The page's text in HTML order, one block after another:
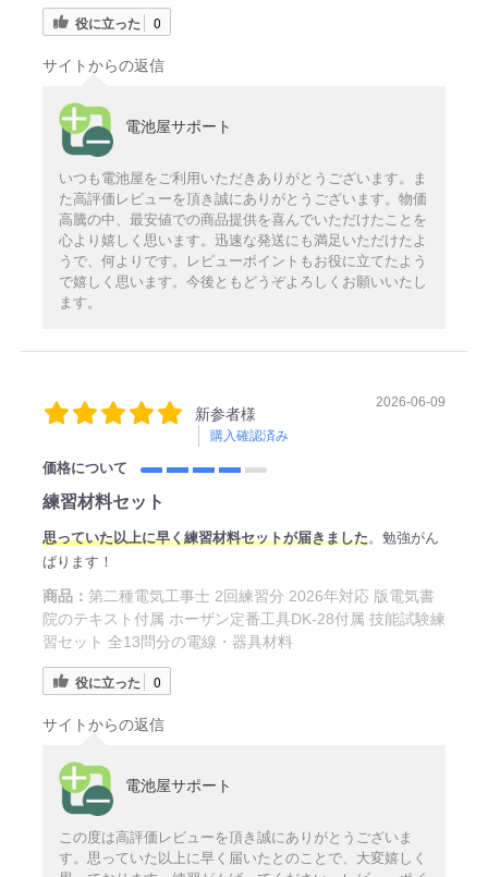
役に立った 0
サイトからの返信
電池屋サポート
いつも電池屋をご利用いただきありがとうございます。ま
た高評価レビューを頂き誠にありがとうございます。物価
高騰の中、最安値での商品提供を喜んでいただけたことを
心より嬉しく思います。迅速な発送にも満足いただけたよ
うで、何よりです。レビューポイントもお役に立てたよう
で嬉しく思います。今後ともどうぞよろしくお願いいたし
ます。
新参者様
購入確認済み
2026-06-09
価格について
練習材料セット
思っていた以上に早く練習材料セットが届きました。勉強がん
ばります！
商品： 第二種電気工事士 2回練習分 2026年対応 版電気書
院のテキスト付属 ホーザン定番工具DK-28付属 技能試験練
習セット 全13問分の電線・器具材料
役に立った 0
サイトからの返信
電池屋サポート
この度は高評価レビューを頂き誠にありがとうございま
す。思っていた以上に早く届いたとのことで、大変嬉しく